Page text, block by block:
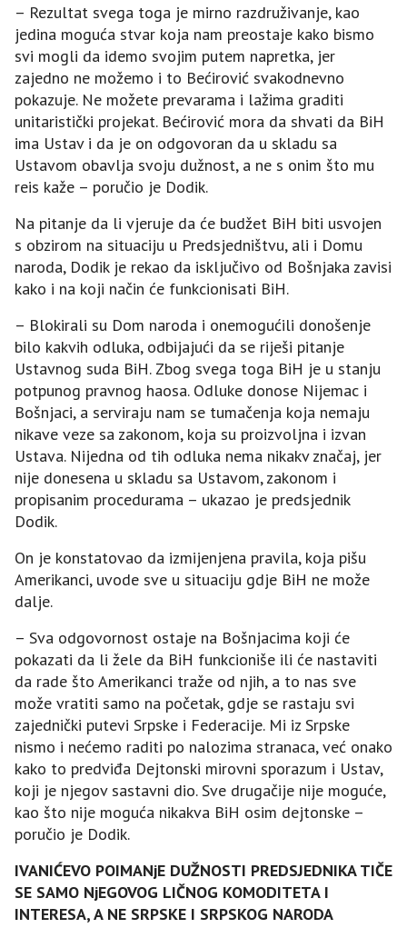
– Rezultat svega toga je mirno razdruživanje, kao
jedina moguća stvar koja nam preostaje kako bismo
svi mogli da idemo svojim putem napretka, jer
zajedno ne možemo i to Bećirović svakodnevno
pokazuje. Ne možete prevarama i lažima graditi
unitaristički projekat. Bećirović mora da shvati da BiH
ima Ustav i da je on odgovoran da u skladu sa
Ustavom obavlja svoju dužnost, a ne s onim što mu
reis kaže – poručio je Dodik.
Na pitanje da li vjeruje da će budžet BiH biti usvojen
s obzirom na situaciju u Predsjedništvu, ali i Domu
naroda, Dodik je rekao da isključivo od Bošnjaka zavisi
kako i na koji način će funkcionisati BiH.
– Blokirali su Dom naroda i onemogućili donošenje
bilo kakvih odluka, odbijajući da se riješi pitanje
Ustavnog suda BiH. Zbog svega toga BiH je u stanju
potpunog pravnog haosa. Odluke donose Nijemac i
Bošnjaci, a serviraju nam se tumačenja koja nemaju
nikave veze sa zakonom, koja su proizvoljna i izvan
Ustava. Nijedna od tih odluka nema nikakv značaj, jer
nije donesena u skladu sa Ustavom, zakonom i
propisanim procedurama – ukazao je predsjednik
Dodik.
On je konstatovao da izmijenjena pravila, koja pišu
Amerikanci, uvode sve u situaciju gdje BiH ne može
dalje.
– Sva odgovornost ostaje na Bošnjacima koji će
pokazati da li žele da BiH funkcioniše ili će nastaviti
da rade što Amerikanci traže od njih, a to nas sve
može vratiti samo na početak, gdje se rastaju svi
zajednički putevi Srpske i Federacije. Mi iz Srpske
nismo i nećemo raditi po nalozima stranaca, već onako
kako to predviđa Dejtonski mirovni sporazum i Ustav,
koji je njegov sastavni dio. Sve drugačije nije moguće,
kao što nije moguća nikakva BiH osim dejtonske –
poručio je Dodik.
IVANIĆEVO POIMANjE DUŽNOSTI PREDSЈEDNIKA TIČE
SE SAMO NjEGOVOG LIČNOG KOMODITETA I
INTERESA, A NE SRPSKE I SRPSKOG NARODA